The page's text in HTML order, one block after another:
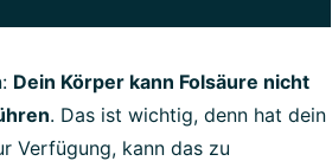
Dein Körper kann Folsäure nicht
. Das ist wichtig, denn hat dein
Verfügung, kann das zu